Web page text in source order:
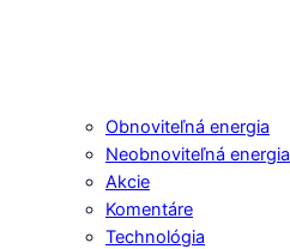
Obnoviteľná energia
Neobnoviteľná energia
Akcie
Komentáre
Technológia